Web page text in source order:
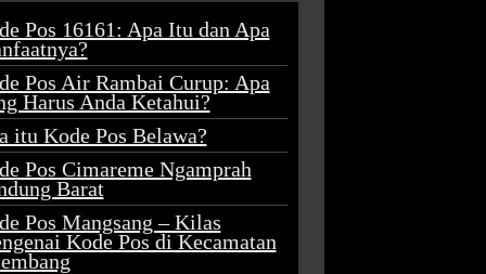
Pos 16161: Apa Itu dan Apa
Pos Air Rambai Curup: Apa
Harus Anda Ketahui?
itu Kode Pos Belawa?
Pos Cimareme Ngamprah
Barat
Pos Mangsang – Kilas
Kode Pos di Kecamatan